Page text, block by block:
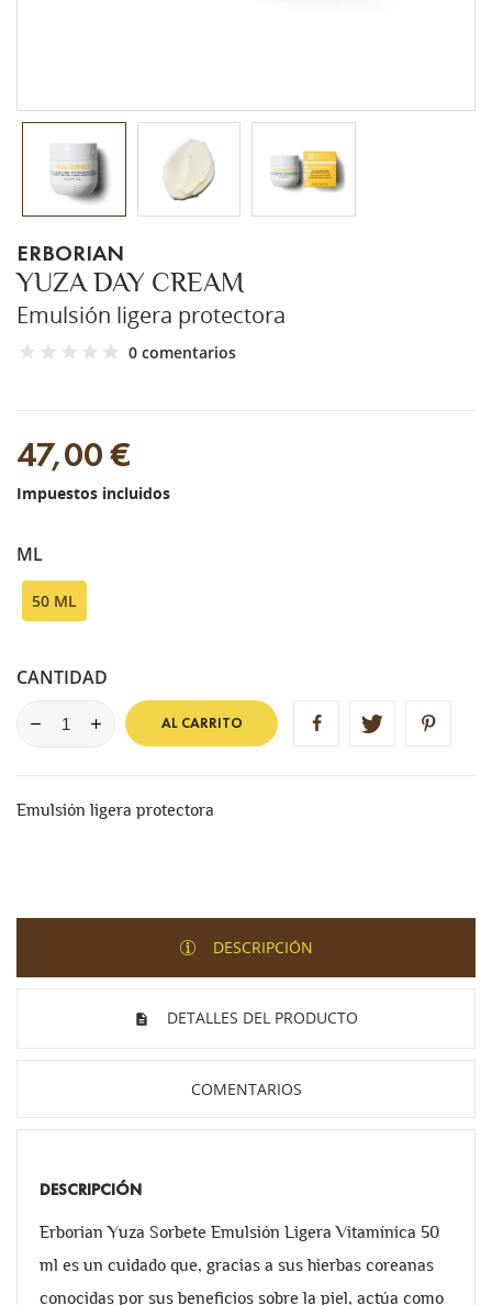
ERBORIAN
YUZA DAY CREAM
Emulsión ligera protectora
0 comentarios
47,00 €
Impuestos incluidos
ML
50 ML
CANTIDAD
AL CARRITO
Emulsión ligera protectora
DESCRIPCIÓN
DETALLES DEL PRODUCTO
COMENTARIOS
DESCRIPCIÓN
Erborian Yuza Sorbete Emulsión Ligera Vitamínica 50
ml es un cuidado que, gracias a sus hierbas coreanas
conocidas por sus beneficios sobre la piel, actúa como